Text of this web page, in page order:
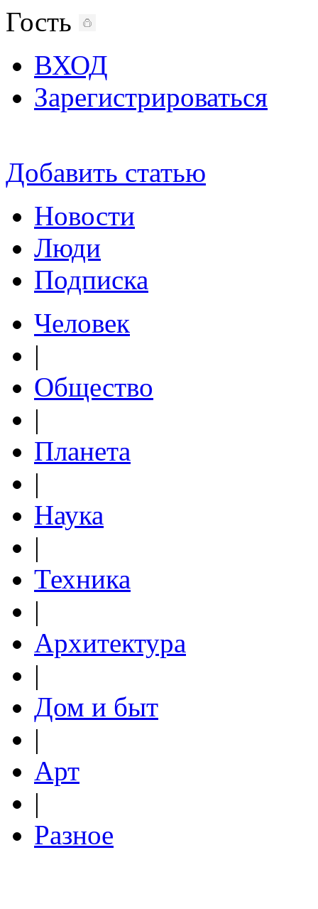
Гость
ВХОД
Зарегистрироваться
Добавить статью
Новости
Люди
Подписка
Человек
|
Общество
|
Планета
|
Наука
|
Техника
|
Архитектура
|
Дом и быт
|
Арт
|
Разное